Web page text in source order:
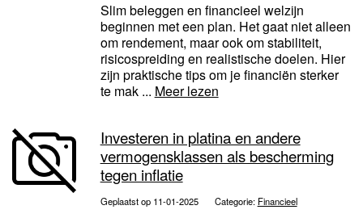
Slim beleggen en financieel welzijn
beginnen met een plan. Het gaat niet alleen
om rendement, maar ook om stabiliteit,
risicospreiding en realistische doelen. Hier
zijn praktische tips om je financiën sterker
te mak ... Meer lezen
Investeren in platina en andere
vermogensklassen als bescherming
tegen inflatie
Geplaatst op 11-01-2025 Categorie: Financieel